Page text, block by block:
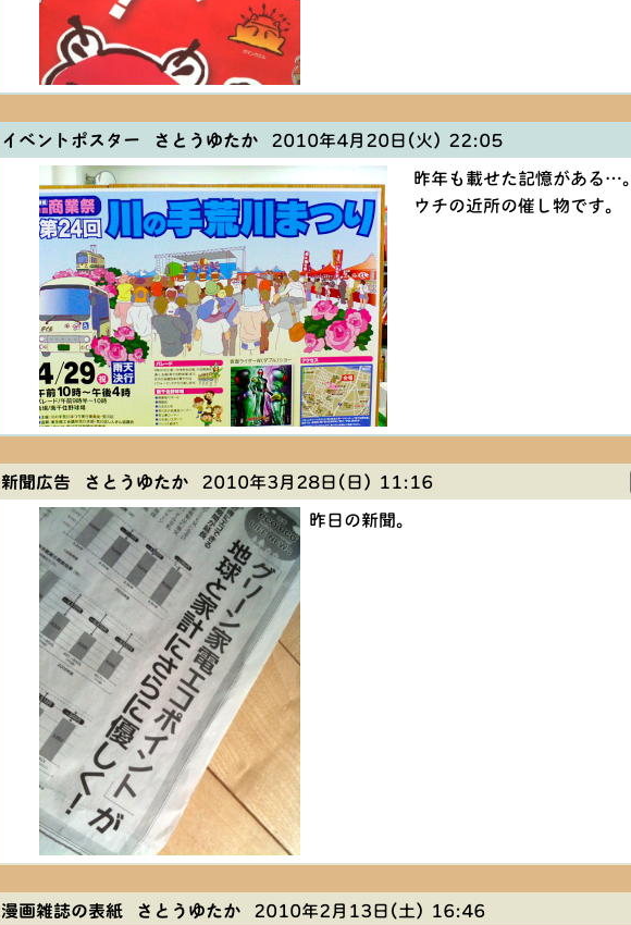
イベントポスター さとうゆたか2010年4月20日(火) 22:05
昨年も載せた記憶がある…
ウチの近所の催し物です。
新聞広告 さとうゆたか2010年3月28日(日) 11:16
昨日の新聞。
漫画雑誌の表紙 さとうゆたか2010年2月13日(土) 16:46